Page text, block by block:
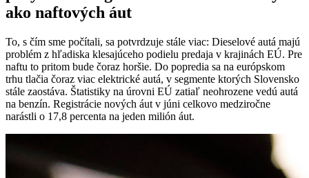
ako naftových áut
To, s čím sme počítali, sa potvrdzuje stále viac: Dieselové autá majú
problém z hľadiska klesajúceho podielu predaja v krajinách EÚ. Pre
naftu to pritom bude čoraz horšie. Do popredia sa na európskom
trhu tlačia čoraz viac elektrické autá, v segmente ktorých Slovensko
stále zaostáva. Štatistiky na úrovni EÚ zatiaľ neohrozene vedú autá
na benzín. Registrácie nových áut v júni celkovo medziročne
narástli o 17,8 percenta na jeden milión áut.